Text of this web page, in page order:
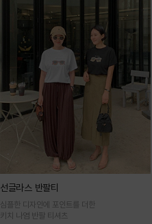
선글라스 반팔티
심플한 디자인에 포인트를 더한
키치 나염 반팔 티셔츠